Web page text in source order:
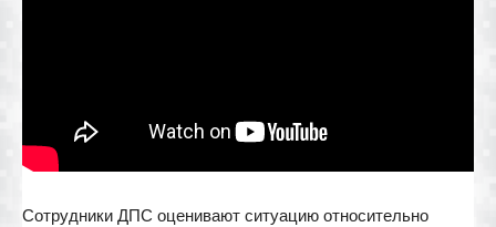
Сотрудники ДПС оценивают ситуацию относительно